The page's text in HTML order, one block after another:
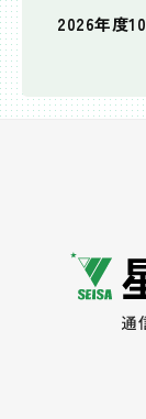
2026年度
個別